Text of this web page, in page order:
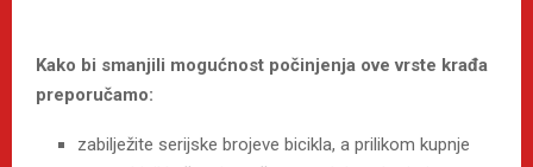
Kako bi smanjili mogućnost počinjenja ove vrste krađa
preporučamo:
zabilježite serijske brojeve bicikla, a prilikom kupnje